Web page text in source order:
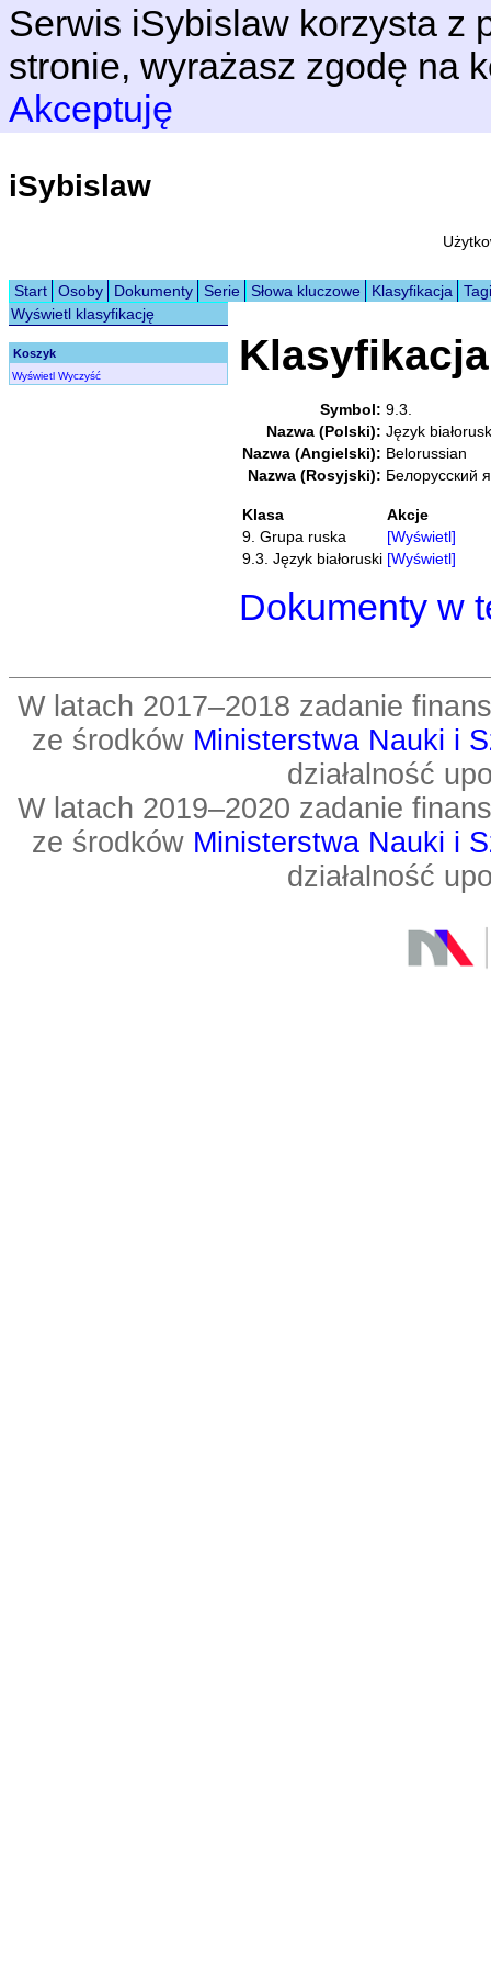
Serwis iSybislaw korzysta z
stronie, wyrażasz zgodę na
Akceptuję
iSybislaw
Start Osoby Dokumenty Serie Słowa kluczowe Klasyfikacja
Tagi
Wyświetl klasyfikację
Koszyk
Wyświetl Wyczyść Klasyfikacja
Symbol: 9.3.
Nazwa (Polski): Język
Nazwa (Angielski): Belorussian
Nazwa (Rosyjski): Белорусский
Klasa
Akcje
9. Grupa ruska
[Wyświetl]
9.3. Język białoruski [Wyświetl]
Dokumenty w
W latach 2017–2018 zadanie
ze środków Ministerstwa Nauki i
działalność
W latach 2019–2020 zadanie
ze środków Ministerstwa Nauki i
działalność